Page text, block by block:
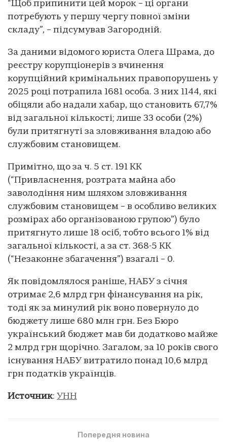
“Щоб припинити цей морок – ці органи
потребують у першу чергу повної зміни
складу”, – підсумував Загородній.
За даними відомого юриста Олега Шрама, до
реєстру корупціонерів з вчинення
корупційний кримінальних правопорушень у
2025 році потрапила 1681 особа. З них 1144, які
обіцяли або надали хабар, що становить 67,7%
від загальної кількості; лише 33 особи (2%)
були притягнуті за зловживання владою або
службовим становищем.
Примітно, що за ч. 5 ст. 191 КК
(“Привласнення, розтрата майна або
заволодіння ним шляхом зловживання
службовим становищем – в особливо великих
розмірах або організованою групою”) було
притягнуто лише 18 осіб, тобто всього 1% від
загальної кількості, а за ст. 368-5 КК
(“Незаконне збагачення”) взагалі – 0.
Як повідомлялося раніше, НАБУ з січня
отримає 2,6 млрд грн фінансування на рік,
тоді як за минулий рік воно повернуло до
бюджету лише 680 млн грн. Без Бюро
український бюджет мав би додатково майже
2 млрд грн щорічно. Загалом, за 10 років свого
існування НАБУ витратило понад 10,6 млрд
грн податків українців.
Источник: УНН
Попередня новина